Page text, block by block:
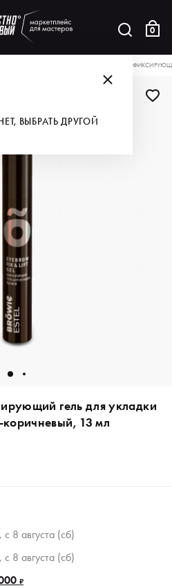
0
ВЫБРАТЬ ДРУГОЙ
ESTEL PROFESSIONAL
гель для укладки
коричневый, 13 мл
, c 8 августа (сб)
, c 8 августа (сб)
₽